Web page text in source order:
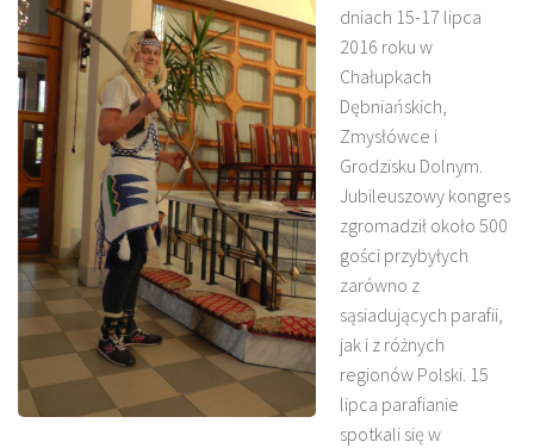
dniach 15-17 lipca
2016 roku w
Chałupkach
Dębniańskich,
Zmysłówce i
Grodzisku Dolnym.
Jubileuszowy kongres
zgromadził około 500
gości przybyłych
zarówno z
sąsiadujących parafii,
jak i z różnych
regionów Polski. 15
lipca parafianie
spotkali się w